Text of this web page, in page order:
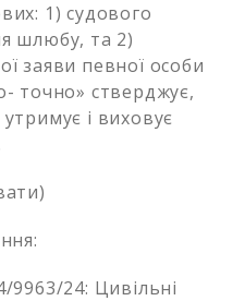
1) судового
шлюбу, та 2)
заяви певної особи
точно» стверджує,
і виховує
9963/24: Цивільні